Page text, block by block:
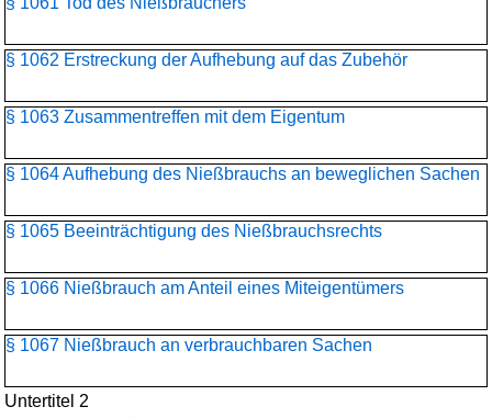
§ 1062 Erstreckung der Aufhebung auf das Zubehör
§ 1063 Zusammentreffen mit dem Eigentum
§ 1064 Aufhebung des Nießbrauchs an beweglichen Sachen
§ 1065 Beeinträchtigung des Nießbrauchsrechts
§ 1066 Nießbrauch am Anteil eines Miteigentümers
§ 1067 Nießbrauch an verbrauchbaren Sachen
Untertitel 2